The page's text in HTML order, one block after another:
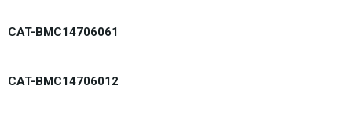
CAT-BMC14706061
CAT-BMC14706012